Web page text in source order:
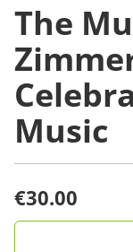
The
Music
€30.00